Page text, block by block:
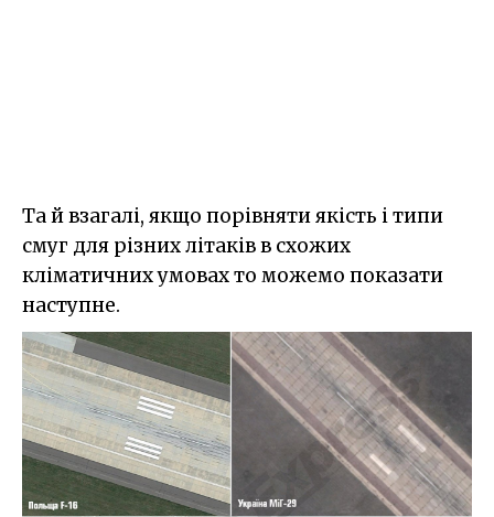
Та й взагалі, якщо порівняти якість і типи
смуг для різних літаків в схожих
кліматичних умовах то можемо показати
наступне.